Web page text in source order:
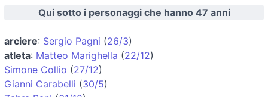
Qui sotto i personaggi che hanno 47 anni
arciere: Sergio Pagni (26/3)
atleta: Matteo Marighella (22/12)
Simone Collio (27/12)
Gianni Carabelli (30/5)